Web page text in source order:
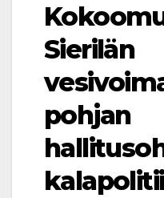
Sierilän
pohjan